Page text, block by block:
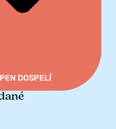
DOSPELÍ